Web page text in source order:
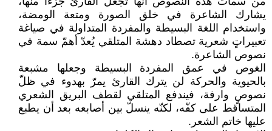
يشارك الشاعرة في خلق الصورة ومتعة الومضة،
واستخدام اللغة البسيطة والمفردة المتداولة في صياغة
تعبيراتٍ شعرية تصطاد دهشة المتلقي يُعدّ أهمّ سمة في
نصوص الشاعرة.
الغوص في عمق المفردة البسيطة وجعلها مشبعة
بالحيوية والحركة لن يترك القارئ يمرّ بهدوء في ظلّ
نصوصٍ وارفة، فيندفع المتلقي لقطف البريق الشعري
المتساقط على كفّه، لكنّه ينسلّ بين أصابعه بعد أن يطبع
عليها خاتم الشعر.